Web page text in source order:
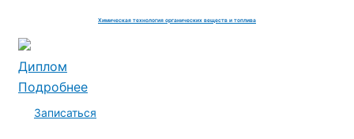
Химическая технология органических веществ и топлива
Диплом
Подробнее
Записаться